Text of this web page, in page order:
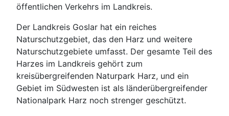
öffentlichen Verkehrs im Landkreis.
Der Landkreis Goslar hat ein reiches
Naturschutzgebiet, das den Harz und weitere
Naturschutzgebiete umfasst. Der gesamte Teil des
Harzes im Landkreis gehört zum
kreisübergreifenden Naturpark Harz, und ein
Gebiet im Südwesten ist als länderübergreifender
Nationalpark Harz noch strenger geschützt.